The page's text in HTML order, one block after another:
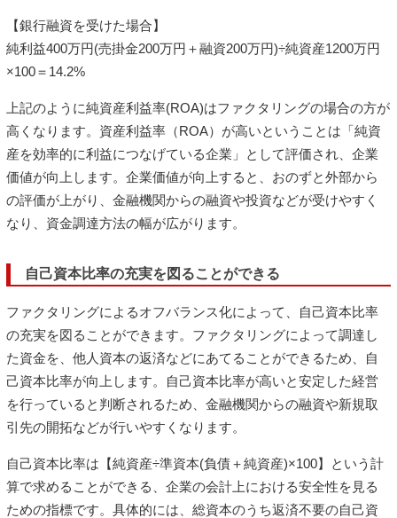
【銀行融資を受けた場合】
純利益400万円(売掛金200万円＋融資200万円)÷純資産1200万円
×100＝14.2%
上記のように純資産利益率(ROA)はファクタリングの場合の方が
高くなります。資産利益率（ROA）が高いということは「純資
産を効率的に利益につなげている企業」として評価され、企業
価値が向上します。企業価値が向上すると、おのずと外部から
の評価が上がり、金融機関からの融資や投資などが受けやすく
なり、資金調達方法の幅が広がります。
自己資本比率の充実を図ることができる
ファクタリングによるオフバランス化によって、自己資本比率
の充実を図ることができます。ファクタリングによって調達し
た資金を、他人資本の返済などにあてることができるため、自
己資本比率が向上します。自己資本比率が高いと安定した経営
を行っていると判断されるため、金融機関からの融資や新規取
引先の開拓などが行いやすくなります。
自己資本比率は【純資産÷準資本(負債＋純資産)×100】という計
算で求めることができる、企業の会計上における安全性を見る
ための指標です。具体的には、総資本のうち返済不要の自己資